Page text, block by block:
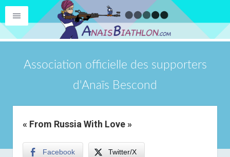
Association officielle des supporters
d'Anaïs Bescond
« From Russia With Love »
Facebook Twitter/X